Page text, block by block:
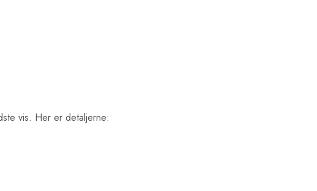
vis. Her er detaljerne: